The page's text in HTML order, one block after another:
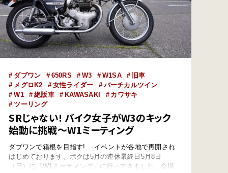
ダブワン 650RS W3 W1SA
旧車
メグロK2
女性ライダー
バーチカルツイン
W1
絶版車 KAWASAKI
カワサキ
ツーリング
SRじゃない! バイク女子がW3のキック
始動に挑戦〜W1ミーティング
ダブワンで箱根を目指す! イベントが各地で再開され
はじめております。ボクは5月の連休最終日5月8日
（日）に『W1ミーティング』に行ってきました。会場